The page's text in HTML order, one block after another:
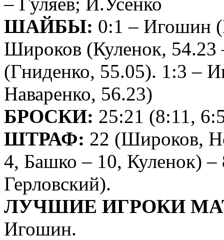
ШАЙБЫ: 0:1 – Игошин
Широков (Куленок,
(Гниденко, 55.05). 1:3 –
Наваренко, 56.23)
БРОСКИ: 25:21 (8:11,
ШТРАФ: 22 (Широков,
4, Башко – 10, Куленок)
Герловский).
ЛУЧШИЕ ИГРОКИ
Игошин.